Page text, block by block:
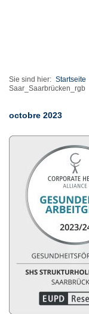
Sie sind hier: Startseite
Saar_Saarbrücken_rgb
octobre 2023